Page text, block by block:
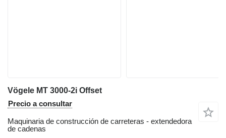
Vögele MT 3000-2i Offset
Precio a consultar
Maquinaria de construcción de carreteras - extendedora
de cadenas